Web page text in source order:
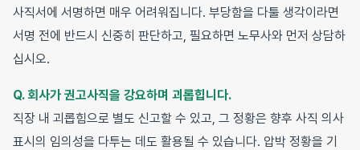
사직서에 서명하면 매우 어려워집니다. 부당함을 다툴 생각이라면
서명 전에 반드시 신중히 판단하고, 필요하면 노무사와 먼저 상담하
십시오.
Q. 회사가 권고사직을 강요하며 괴롭힙니다.
직장 내 괴롭힘으로 별도 신고할 수 있고, 그 정황은 향후 사직 의사
표시의 임의성을 다투는 데도 활용될 수 있습니다. 압박 정황을 기